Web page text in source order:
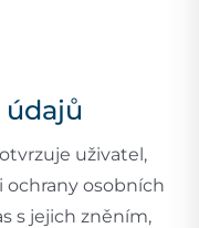
údajů
uživatel,
osobních
s jejich zněním,